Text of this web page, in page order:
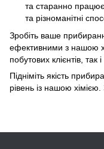
та старанно
та різноманітні
Зробіть ваше
ефективними з нашою
побутових клієнтів, так
Підніміть якість
рівень із нашою